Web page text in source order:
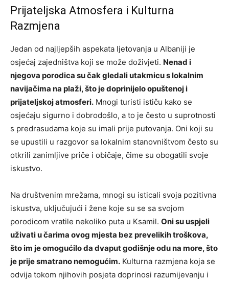
Prijateljska Atmosfera i Kulturna
Razmjena
Jedan od najljepših aspekata ljetovanja u Albaniji je
osjećaj zajedništva koji se može doživjeti. Nenad i
njegova porodica su čak gledali utakmicu s lokalnim
navijačima na plaži, što je doprinijelo opuštenoj i
prijateljskoj atmosferi. Mnogi turisti ističu kako se
osjećaju sigurno i dobrodošlo, a to je često u suprotnosti
s predrasudama koje su imali prije putovanja. Oni koji su
se upustili u razgovor sa lokalnim stanovništvom često su
otkrili zanimljive priče i običaje, čime su obogatili svoje
iskustvo.
Na društvenim mrežama, mnogi su isticali svoja pozitivna
iskustva, uključujući i žene koje su se sa svojom
porodicom vratile nekoliko puta u Ksamil. Oni su uspjeli
uživati u čarima ovog mjesta bez prevelikih troškova,
što im je omogućilo da dvaput godišnje odu na more, što
je prije smatrano nemogućim. Kulturna razmjena koja se
odvija tokom njihovih posjeta doprinosi razumijevanju i